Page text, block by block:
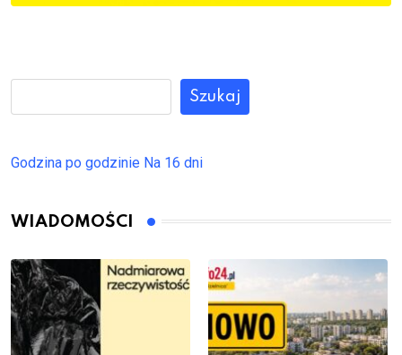
Szukaj
Godzina po godzinie Na 16 dni
WIADOMOŚCI